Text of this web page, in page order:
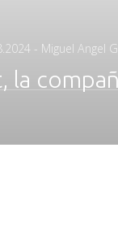
- Miguel Angel
la